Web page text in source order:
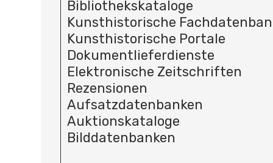
Bibliothekskataloge
Kunsthistorische
Kunsthistorische Portale
Dokumentlieferdienste
Elektronische Zeitschriften
Rezensionen
Aufsatzdatenbanken
Auktionskataloge
Bilddatenbanken